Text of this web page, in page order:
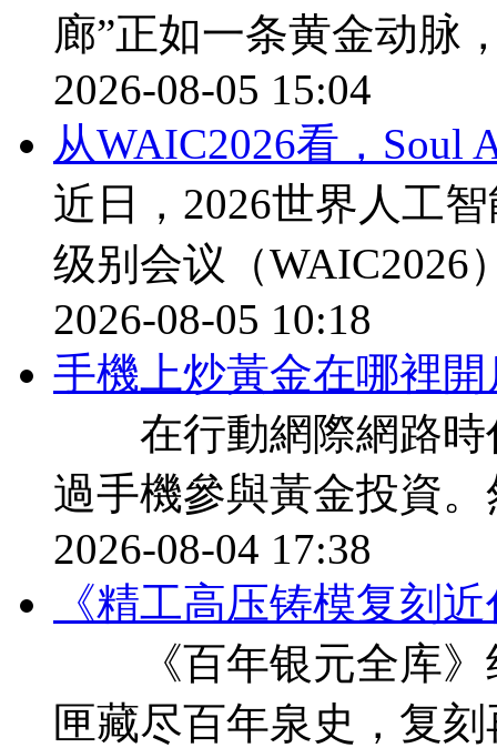
廊”正如一条黄金动脉
2026-08-05 15:04
从WAIC2026看，Soul
近日，2026世界人工
级别会议（WAIC2026
2026-08-05 10:18
手機上炒黃金在哪裡
在行動網際網路時
過手機參與黃金投資
2026-08-04 17:38
《精工高压铸模复刻
《百年银元全库
匣藏尽百年泉史，复